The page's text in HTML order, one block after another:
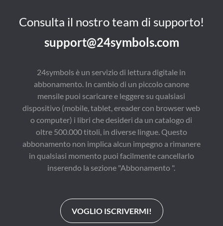
Consulta il nostro team di supporto!
support@24symbols.com
24symbols è un servizio di lettura digitale in
abbonamento. In cambio di un piccolo canone
mensile puoi scaricare e leggere su qualsiasi
dispositivo (mobile, tablet, ereader con browser web
o computer) i libri che desideri da un catalogo di
oltre 500.000 titoli, in diverse lingue. Questo
abbonamento non implica alcun impegno a rimanere
in qualsiasi momento puoi facilmente cancellarlo
inserendo la sezione "Abbonamento ".
VOGLIO ISCRIVERMI!